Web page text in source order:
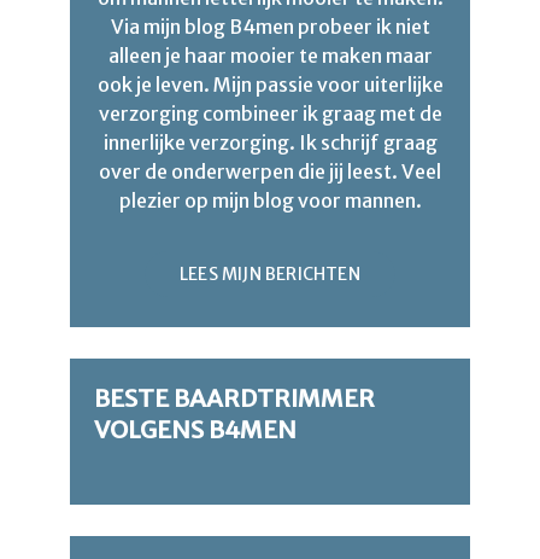
Via mijn blog B4men probeer ik niet
alleen je haar mooier te maken maar
ook je leven. Mijn passie voor uiterlijke
verzorging combineer ik graag met de
innerlijke verzorging. Ik schrijf graag
over de onderwerpen die jij leest. Veel
plezier op mijn blog voor mannen.
LEES MIJN BERICHTEN
BESTE BAARDTRIMMER
VOLGENS B4MEN